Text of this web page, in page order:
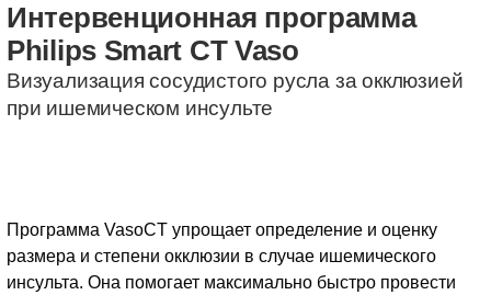
Интервенционная программа
Philips Smart CT Vaso
Визуализация сосудистого русла за окклюзией
при ишемическом инсульте
Программа VasoCT упрощает определение и оценку
размера и степени окклюзии в случае ишемического
инсульта. Она помогает максимально быстро провести